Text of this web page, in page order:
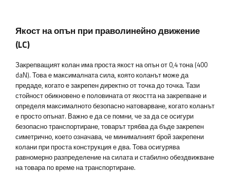
Якост на опън при праволинейно движение
(LC)
Закрепващият колан има проста якост на опън от 0,4 тона (400
daN). Това е максималната сила, която коланът може да
предаде, когато е закрепен директно от точка до точка. Тази
стойност обикновено е половината от якостта на закрепване и
определя максималното безопасно натоварване, когато коланът
е просто опънат. Важно е да се помни, че за да се осигури
безопасно транспортиране, товарът трябва да бъде закрепен
симетрично, което означава, че минималният брой закрепени
колани при проста конструкция е два. Това осигурява
равномерно разпределение на силата и стабилно обездвижване
на товара по време на транспортиране.